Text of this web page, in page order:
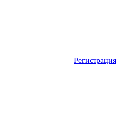
Регистрация